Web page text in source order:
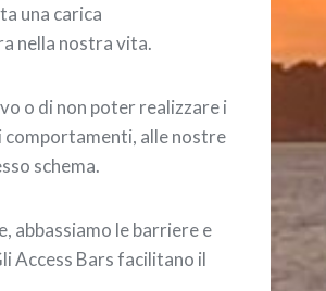
una carica
nella nostra vita.
o di non poter realizzare i
comportamenti, alle nostre
schema.
abbassiamo le barriere e
Access Bars facilitano il